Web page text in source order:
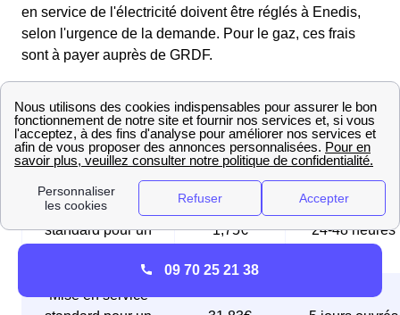
en service de l'électricité doivent être réglés à Enedis,
selon l'urgence de la demande. Pour le gaz, ces frais
sont à payer auprès de GRDF.
de mise en service à Charleval (27380) :
Tableau des mises en service d'électricité
Mise en service
standard pour un
1,75€ 24-48 heures
Mise en service
09 70 25 21 38